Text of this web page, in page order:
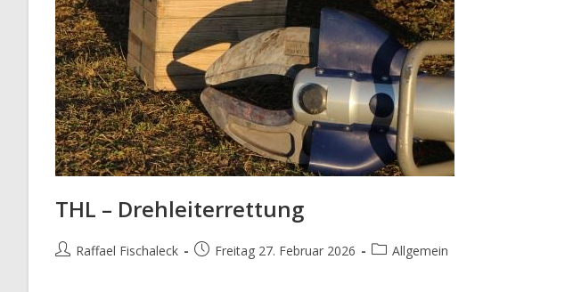
THL – Drehleiterrettung
Beitrags-
Raffael Fischaleck
BeitragFreitag 27. Februar 2026
Beitrags-
Allgemein